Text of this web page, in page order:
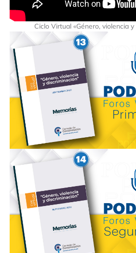
Ciclo Virtual «Género, violencia